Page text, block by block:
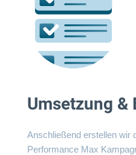
Umsetzung &
Anschließend erstellen wir
Performance Max